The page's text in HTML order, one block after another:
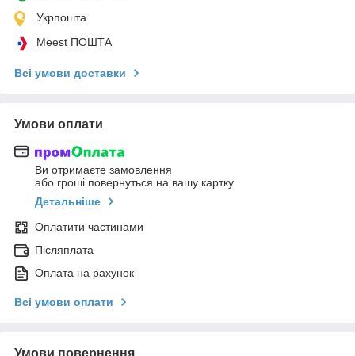
Укрпошта
Meest ПОШТА
Всі умови доставки
Умови оплати
Ви отримаєте замовлення
або гроші повернуться на вашу картку
Детальніше
Оплатити частинами
Післяплата
Оплата на рахунок
Всі умови оплати